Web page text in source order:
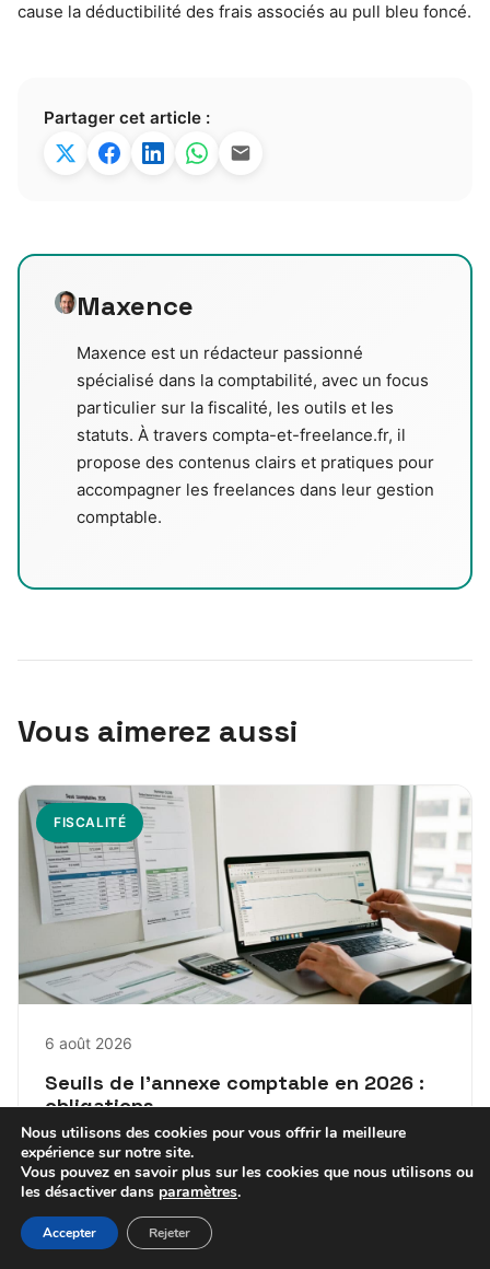
cause la déductibilité des frais associés au pull bleu foncé.
Partager cet article :
Maxence
Maxence est un rédacteur passionné
spécialisé dans la comptabilité, avec un focus
particulier sur la fiscalité, les outils et les
statuts. À travers compta-et-freelance.fr, il
propose des contenus clairs et pratiques pour
accompagner les freelances dans leur gestion
comptable.
Vous aimerez aussi
FISCALITÉ
6 août 2026
Seuils de l’annexe comptable en 2026 :
obligations
Maxence
Nous utilisons des cookies pour vous offrir la meilleure
expérience sur notre site.
Vous pouvez en savoir plus sur les cookies que nous utilisons ou
les désactiver dans paramètres.
Accepter Rejeter